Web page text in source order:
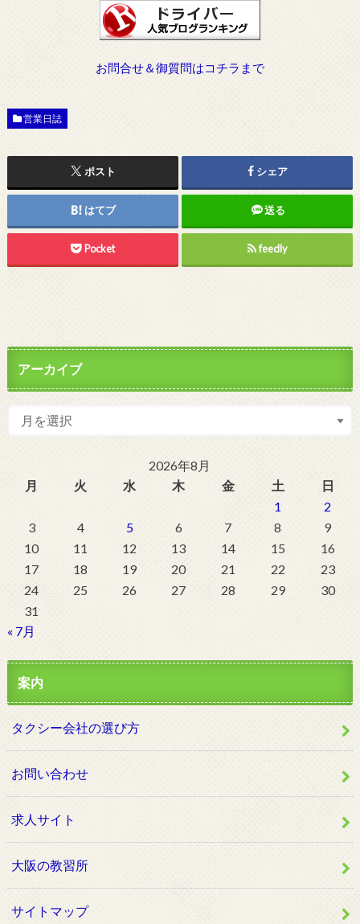
お問合せ＆御質問はコチラまで
営業日誌
ポスト シェア
はてブ 送る
Pocket feedly
アーカイブ
2026年8月
月
火 水 木 金 土
日
1
2
3
4 5 6 7 8
9
10
11 12 13 14 15
16
17
18 19 20 21 22
23
24
25 26 27 28 29
30
31
« 7月
案内
タクシー会社の選び方
お問い合わせ
求人サイト
大阪の教習所
サイトマップ